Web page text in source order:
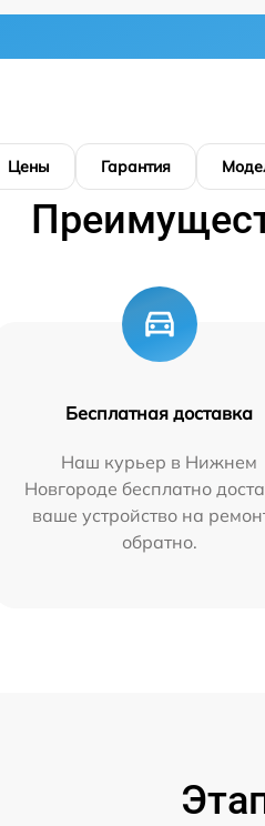
Цены Гарантия
Бесплатная доставка
Наш курьер в Нижнем
Новгороде бесплатно
ваше устройство на
обратно.